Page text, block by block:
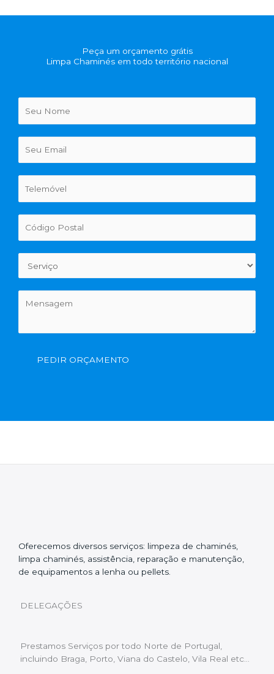
Peça um orçamento grátis
Limpa Chaminés em todo território nacional
PEDIR ORÇAMENTO
Oferecemos diversos serviços: limpeza de chaminés,
limpa chaminés, assistência, reparação e manutenção,
de equipamentos a lenha ou pellets.
DELEGAÇÕES
Prestamos Serviços por todo Norte de Portugal,
incluindo Braga, Porto, Viana do Castelo, Vila Real etc…